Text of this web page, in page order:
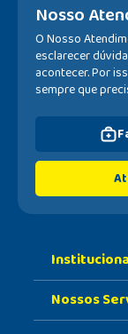
Nosso
O Nosso
esclarecer
acontecer. Por
sempre que
Sobre A
Nossos